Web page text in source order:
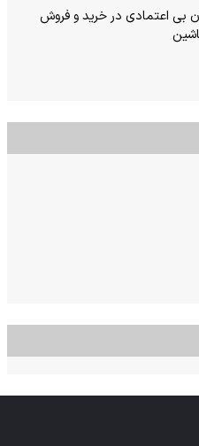
بی‌ اعتمادی در خرید و فروش